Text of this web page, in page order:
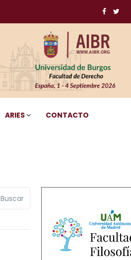
ARIES CONTACTO
Buscar